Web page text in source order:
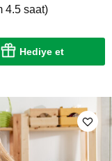
4.5 saat)
Hediye et